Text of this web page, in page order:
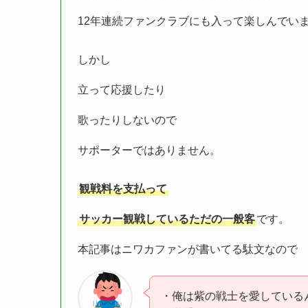
12年連続ファンクラブにも入って楽しんでいま
しかし
立って応援したり
歌ったりしないので
サポーターではありません。
観戦料を支払って
サッカー観戦しているただの一般客です。
本記事はニワカファンが書いてる駄文なので
・俺は紫の戦士を愛している